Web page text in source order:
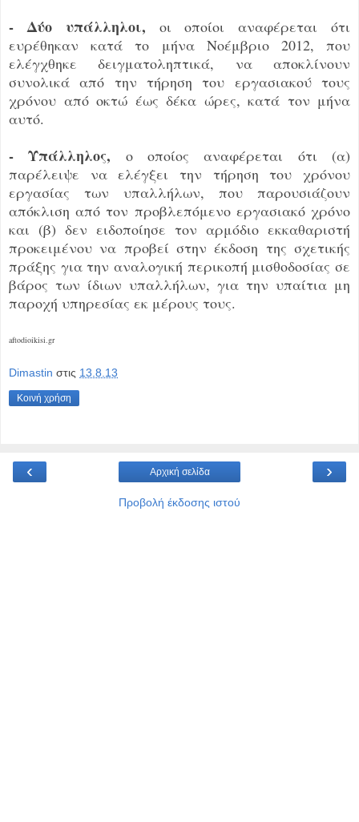
- Δύο υπάλληλοι, οι οποίοι αναφέρεται ότι
ευρέθηκαν κατά το μήνα Νοέμβριο 2012, που
ελέγχθηκε δειγματοληπτικά, να αποκλίνουν
συνολικά από την τήρηση του εργασιακού τους
χρόνου από οκτώ έως δέκα ώρες, κατά τον μήνα
αυτό.
- Υπάλληλος, ο οποίος αναφέρεται ότι (α)
παρέλειψε να ελέγξει την τήρηση του χρόνου
εργασίας των υπαλλήλων, που παρουσιάζουν
απόκλιση από τον προβλεπόμενο εργασιακό χρόνο
και (β) δεν ειδοποίησε τον αρμόδιο εκκαθαριστή
προκειμένου να προβεί στην έκδοση της σχετικής
πράξης για την αναλογική περικοπή μισθοδοσίας σε
βάρος των ίδιων υπαλλήλων, για την υπαίτια μη
παροχή υπηρεσίας εκ μέρους τους.
aftodioikisi.gr
Dimastin στις 13.8.13
Κοινή χρήση
‹ ›
Αρχική σελίδα
Προβολή έκδοσης ιστού